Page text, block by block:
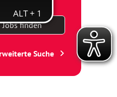
Jobs finden
Suche